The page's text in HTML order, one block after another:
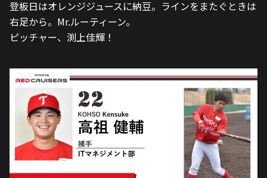
登板日はオレンジジュースに納豆。ラインをまたぐときは
右足から。Mr.ルーティーン。
ピッチャー、渕上佳輝！